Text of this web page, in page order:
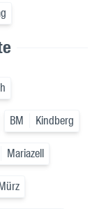
BM Kindberg
Mariazell